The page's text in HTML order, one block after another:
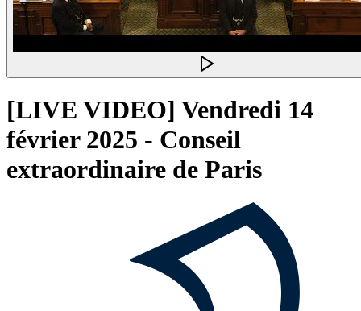
[LIVE VIDEO] Vendredi 14
février 2025 - Conseil
extraordinaire de Paris